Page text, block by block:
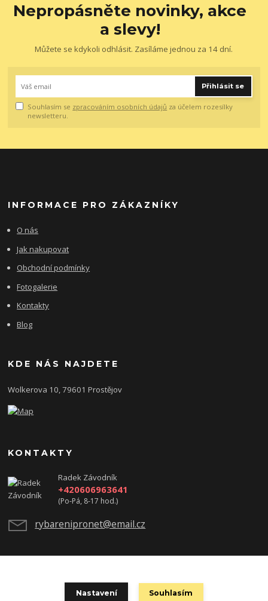
Nepropásněte novinky, akce
a slevy!
Můžete se kdykoli odhlásit. Zasíláme jednou za 14 dní.
Přihlásit se
Souhlasím se zpracováním osobních údajů za účelem rozesílky
newsletteru.
INFORMACE PRO ZÁKAZNÍKY
O nás
Jak nakupovat
Obchodní podmínky
Fotogalerie
Kontakty
Blog
KDE NÁS NAJDETE
Wolkerova 10, 79601 Prostějov
KONTAKTY
Radek Závodník
+420606963641
(Po-Pá, 8-17 hod.)
rybarenipronet@email.cz
Nastavení Souhlasím